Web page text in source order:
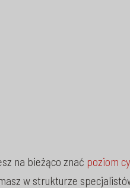
na bieżąco znać poziom
w strukturze